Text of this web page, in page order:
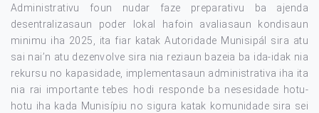
Administrativu foun nudar faze preparativu ba ajenda
desentralizasaun poder lokal hafoin avaliasaun kondisaun
minimu iha 2025, ita fiar katak Autoridade Munisipál sira atu
sai nai’n atu dezenvolve sira nia reziaun bazeia ba ida-idak nia
rekursu no kapasidade, implementasaun administrativa iha ita
nia rai importante tebes hodi responde ba nesesidade hotu-
hotu iha kada Munisípiu no sigura katak komunidade sira sei